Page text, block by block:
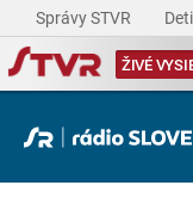
Správy STVR Deti
ŽIVÉ